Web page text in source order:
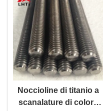
Noccioline di titanio a
scanalature di colore